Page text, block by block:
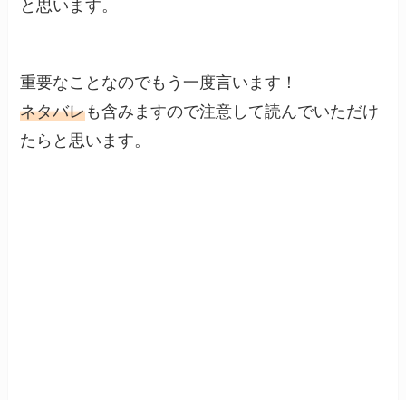
と思います。
重要なことなのでもう一度言います！
ネタバレも含みますので注意して読んでいただけ
たらと思います。